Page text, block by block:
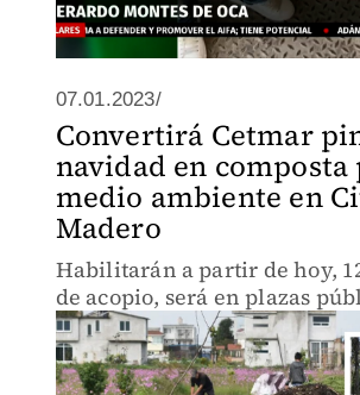
07.01.2023/
Convertirá Cetmar
navidad en composta
medio ambiente en
Madero
Habilitarán a partir de hoy,
de acopio, será en plazas